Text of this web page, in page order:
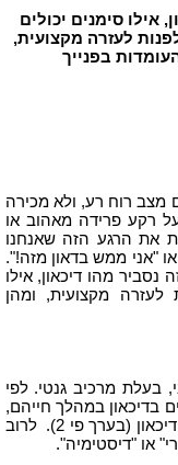
אילו סימנים יכולים
לעזרה מקצועית,
בפנייך
מצב רוח רע, ולא מכירה
רקע פרידה מאהוב או
את הרגע הזה שאנחנו
"אני ממש בדאון מזה!".
מהו דיכאון, אילו
לעזרה מקצועית, ומהן
בעלת מרכיב גנטי. לפי
בעולם לוקים בדיכאון במהלך חייהם,
כאשר נשים נמצאות בסיכון גבוה יותר מגברים לחוות דיכאון (בערך פי 2). לרוב
או "דיסטימיה".